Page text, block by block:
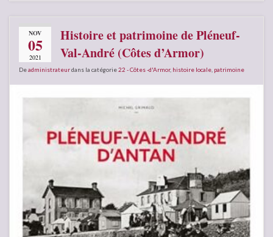
NOV
05
2021
Histoire et patrimoine de Pléneuf-
Val-André (Côtes d’Armor)
Deadministrateurdans la catégorie22 - Côtes -d'Armor, histoire locale patrimoine